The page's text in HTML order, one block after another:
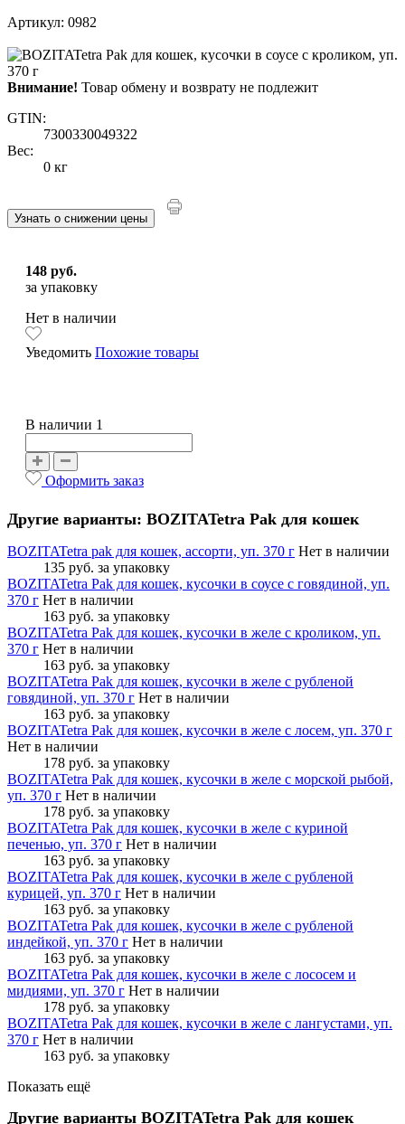
Артикул: 0982
Внимание! Товар обмену и возврату не подлежит
GTIN:
7300330049322
Вес:
0 кг
Узнать о снижении цены
148 руб.
за упаковку
Нет в наличии
Уведомить Похожие товары
В наличии 1
Оформить заказ
Другие варианты: BOZITATetra Pak для кошек
BOZITATetra pak для кошек, ассорти, уп. 370 г Нет в наличии
135 руб. за упаковку
BOZITATetra Pak для кошек, кусочки в соусе с говядиной, уп.
370 г Нет в наличии
163 руб. за упаковку
BOZITATetra Pak для кошек, кусочки в желе с кроликом, уп.
370 г Нет в наличии
163 руб. за упаковку
BOZITATetra Pak для кошек, кусочки в желе с рубленой
говядиной, уп. 370 г Нет в наличии
163 руб. за упаковку
BOZITATetra Pak для кошек, кусочки в желе с лосем, уп. 370 г
Нет в наличии
178 руб. за упаковку
BOZITATetra Pak для кошек, кусочки в желе с морской рыбой,
уп. 370 г Нет в наличии
178 руб. за упаковку
BOZITATetra Pak для кошек, кусочки в желе с куриной
печенью, уп. 370 г Нет в наличии
163 руб. за упаковку
BOZITATetra Pak для кошек, кусочки в желе с рубленой
курицей, уп. 370 г Нет в наличии
163 руб. за упаковку
BOZITATetra Pak для кошек, кусочки в желе с рубленой
индейкой, уп. 370 г Нет в наличии
163 руб. за упаковку
BOZITATetra Pak для кошек, кусочки в желе с лососем и
мидиями, уп. 370 г Нет в наличии
178 руб. за упаковку
BOZITATetra Pak для кошек, кусочки в желе с лангустами, уп.
370 г Нет в наличии
163 руб. за упаковку
Показать ещё
Другие варианты BOZITATetra Pak для кошек